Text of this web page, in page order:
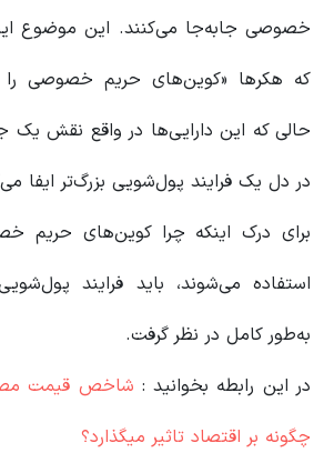
خصوصی جابه‌جا می‌کنند. این موضوع
که هکرها «کوین‌های حریم خصوصی را
حالی که این دارایی‌ها در واقع نقش
در دل یک فرایند پول‌شویی بزرگ‌تر ایفا
برای درک اینکه چرا کوین‌های
استفاده می‌شوند، باید فرایند
به‌طور کامل در نظر گرفت.
در این رابطه بخوانید‌ : شاخص قیمت
چگونه بر اقتصاد تاثیر میگذارد؟